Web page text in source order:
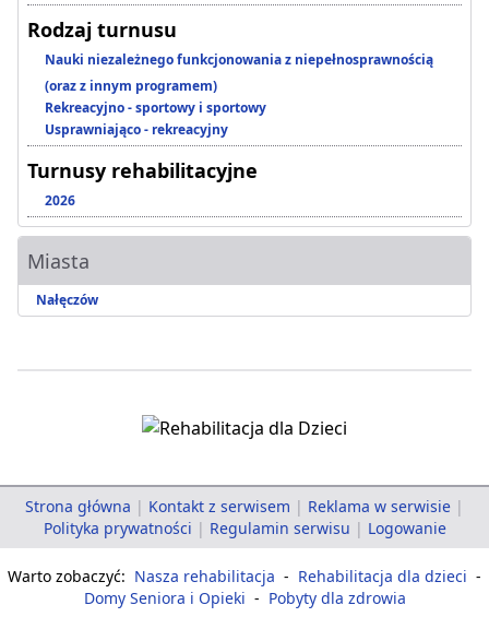
Rodzaj turnusu
Nauki niezależnego funkcjonowania z niepełnosprawnością
(oraz z innym programem)
Rekreacyjno - sportowy i sportowy
Usprawniająco - rekreacyjny
Turnusy rehabilitacyjne
2026
Miasta
Nałęczów
Strona główna | Kontakt z serwisem | Reklama w serwisie |
Polityka prywatności | Regulamin serwisu | Logowanie
Warto zobaczyć: Nasza rehabilitacja - Rehabilitacja dla dzieci -
Domy Seniora i Opieki - Pobyty dla zdrowia